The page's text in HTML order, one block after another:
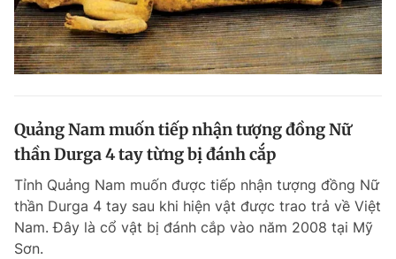
Quảng Nam muốn tiếp nhận tượng đồng Nữ
thần Durga 4 tay từng bị đánh cắp
Tỉnh Quảng Nam muốn được tiếp nhận tượng đồng Nữ
thần Durga 4 tay sau khi hiện vật được trao trả về Việt
Nam. Đây là cổ vật bị đánh cắp vào năm 2008 tại Mỹ
Sơn.